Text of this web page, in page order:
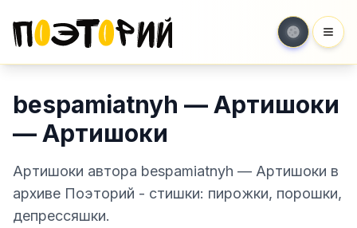
bespamiatnyh — Артишоки
— Артишоки
Артишоки автора bespamiatnyh — Артишоки в
архиве Поэторий - стишки: пирожки, порошки,
депрессяшки.